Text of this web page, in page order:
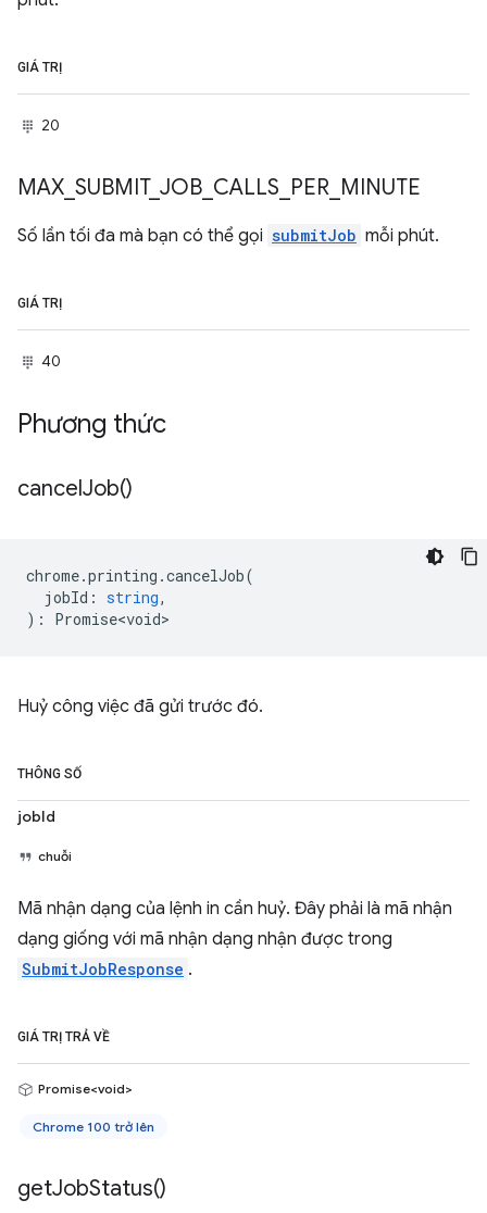
GIÁ TRỊ
20
MAX SUBMIT_ JOB CALLS PER MINUTE
Số lần tối đa mà bạn có thể gọi submitJob mỗi phút.
GIÁ TRỊ
40
Phương thức
cancelJob()
chrome.printing .cancelJob(
jobId : string,
) : Promise<void>
Huỷ công việc đã gửi trước đó.
THÔNG SỐ
jobId
chuỗi
Mã nhận dạng của lệnh in cần huỷ. Đây phải là mã nhận
dạng giống với mã nhận dạng nhận được trong
SubmitJobResponse .
GIÁ TRỊ TRẢ VỀ
Promise<void>
Chrome 100 trở lên
getJobStatus()